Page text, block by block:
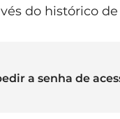
do histórico
a senha de